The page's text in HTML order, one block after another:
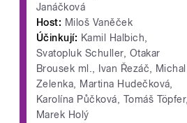
Janáčková
Host: Miloš Vaněček
Účinkují: Kamil Halbich,
Svatopluk Schuller, Otakar
Brousek ml., Ivan Řezáč, Michal
Zelenka, Martina Hudečková,
Karolína Půčková, Tomáš Töpfer,
Marek Holý